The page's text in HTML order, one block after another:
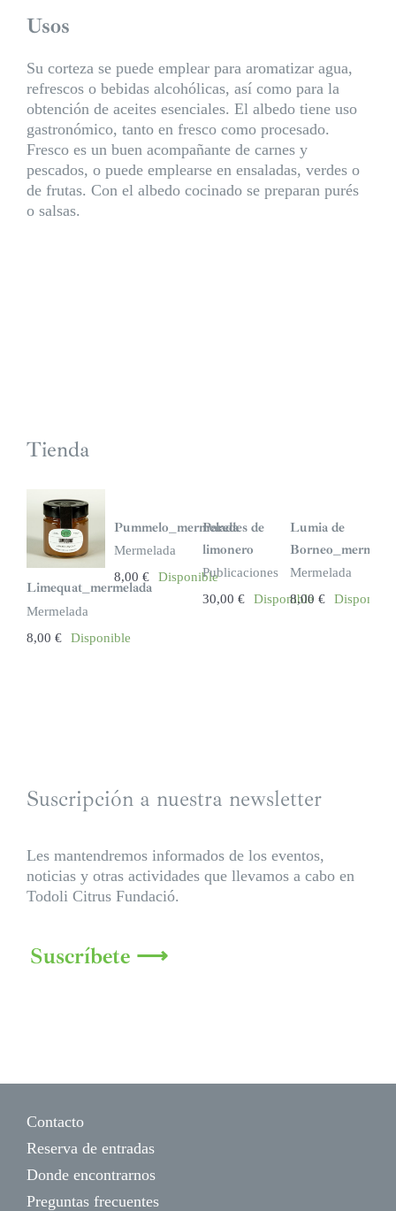
Usos
Su corteza se puede emplear para aromatizar agua,
refrescos o bebidas alcohólicas, así como para la
obtención de aceites esenciales. El albedo tiene uso
gastronómico, tanto en fresco como procesado.
Fresco es un buen acompañante de carnes y
pescados, o puede emplearse en ensaladas, verdes o
de frutas. Con el albedo cocinado se preparan purés
o salsas.
Tienda
Limequat_mermelada
Mermelada
8,00 € Disponible
Pummelo_mermelada
Mermelada
8,00€ Disponible
Paredes de
limonero
Publicaciones
30,00 € Disponible
Lumia de
Mermelada
8,00€ Disponible
Suscripción a nuestra newsletter
Les mantendremos informados de los eventos,
noticias y otras actividades que llevamos a cabo en
Todoli Citrus Fundació.
Suscríbete ⟶
Contacto
Reserva de entradas
Donde encontrarnos
Preguntas frecuentes